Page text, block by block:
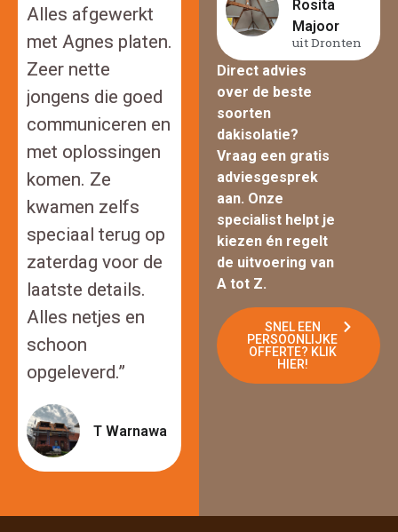
Alles afgewerkt
met Agnes platen.
Zeer nette
jongens die goed
communiceren en
met oplossingen
komen. Ze
kwamen zelfs
speciaal terug op
zaterdag voor de
laatste details.
Alles netjes en
schoon
opgeleverd.”
T Warnawa
Rosita
Majoor
uit Dronten
Direct advies
over de beste
soorten
dakisolatie?
Vraag een gratis
adviesgesprek
aan. Onze
specialist helpt je
kiezen én regelt
de uitvoering van
A tot Z.
SNEL EEN
PERSOONLIJKE
OFFERTE? KLIK
HIER!